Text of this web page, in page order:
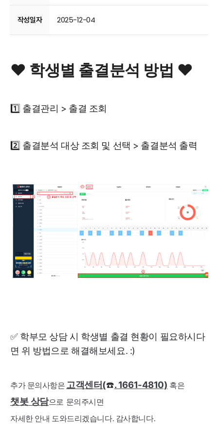
작성일자 2025-12-04
❤️ 학생별 출결분석 방법 ❤️
1️⃣ 출결관리 > 출결 조회
2️⃣ 출결분석 대상 조회 및 선택 > 출결분석 출력
✅ 학부모 상담 시 학생별 출결 현황이 필요하시다
면 위 방법으로 해결해보세요. :)
추가 문의사항은 고객센터(☎️. 1661-4810) 혹은
챗봇 상담으로 문의주시면
자세한 안내 도와드리겠습니다. 감사합니다.